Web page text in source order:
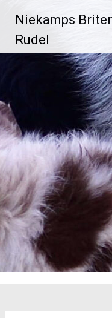
Inhalt
springen
Niekamps
Rudel